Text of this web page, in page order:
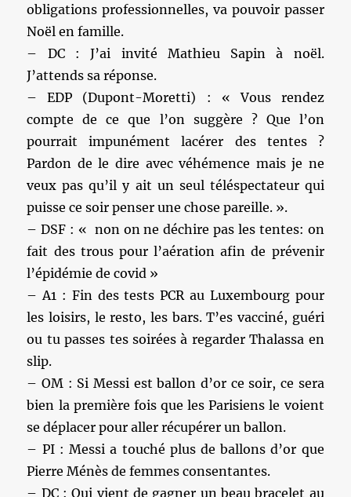
obligations professionnelles, va pouvoir passer
Noël en famille.
– DC : J’ai invité Mathieu Sapin à noël.
J’attends sa réponse.
– EDP (Dupont-Moretti) : « Vous rendez
compte de ce que l’on suggère ? Que l’on
pourrait impunément lacérer des tentes ?
Pardon de le dire avec véhémence mais je ne
veux pas qu’il y ait un seul téléspectateur qui
puisse ce soir penser une chose pareille. ».
– DSF : « non on ne déchire pas les tentes: on
fait des trous pour l’aération afin de prévenir
l’épidémie de covid »
– A1 : Fin des tests PCR au Luxembourg pour
les loisirs, le resto, les bars. T’es vacciné, guéri
ou tu passes tes soirées à regarder Thalassa en
slip.
– OM : Si Messi est ballon d’or ce soir, ce sera
bien la première fois que les Parisiens le voient
se déplacer pour aller récupérer un ballon.
– PI : Messi a touché plus de ballons d’or que
Pierre Ménès de femmes consentantes.
– DC : Qui vient de gagner un beau bracelet au